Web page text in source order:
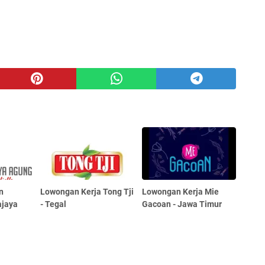
Lowongan Kerja Tong Tji
- Tegal
Lowongan Kerja Mie
Gacoan - Jawa Timur